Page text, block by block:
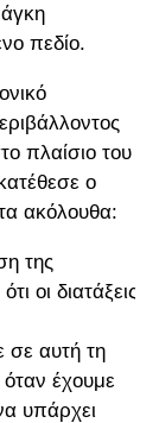
πεδίο.
πλαίσιο του
ο
ακόλουθα:
της
οι διατάξεις
σε αυτή τη
όταν έχουμε
υπάρχει